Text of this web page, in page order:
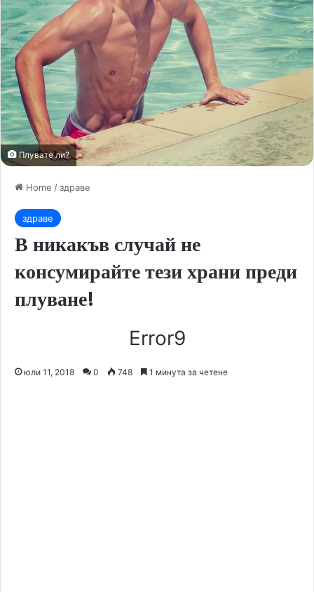
Плувате ли?
Home /здраве
здраве
В никакъв случай не
консумирайте тези храни преди
плуване!
Error9
юли 11, 2018 0 748 1 минута за четене